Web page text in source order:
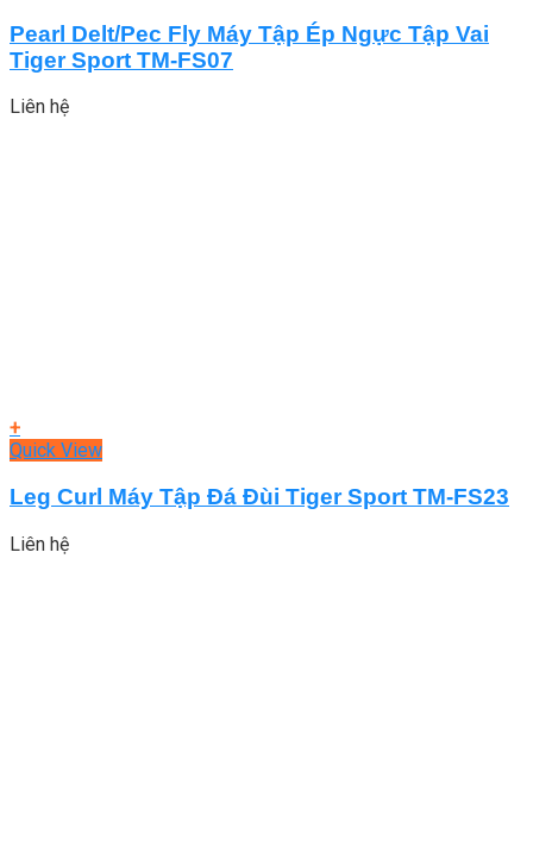
Pearl Delt/Pec Fly Máy Tập Ép Ngực Tập Vai
Tiger Sport TM-FS07
Liên hệ
+
Quick View
Leg Curl Máy Tập Đá Đùi Tiger Sport TM-FS23
Liên hệ